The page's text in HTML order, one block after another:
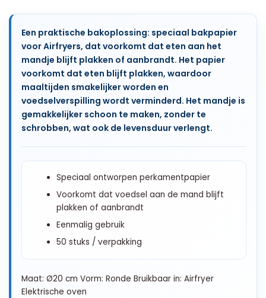
Een praktische bakoplossing: speciaal bakpapier
voor Airfryers, dat voorkomt dat eten aan het
mandje blijft plakken of aanbrandt. Het papier
voorkomt dat eten blijft plakken, waardoor
maaltijden smakelijker worden en
voedselverspilling wordt verminderd. Het mandje is
gemakkelijker schoon te maken, zonder te
schrobben, wat ook de levensduur verlengt.
Speciaal ontworpen perkamentpapier
Voorkomt dat voedsel aan de mand blijft
plakken of aanbrandt
Eenmalig gebruik
50 stuks / verpakking
Maat: Ø20 cm Vorm: Ronde Bruikbaar in: Airfryer
Elektrische oven